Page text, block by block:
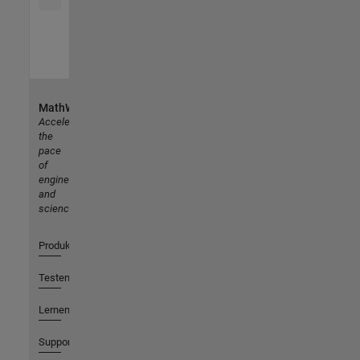
MathWorks
Accelerating
the
pace
of
engineering
and
science
Produkte
Testen oder Kaufen
Lernen
Support